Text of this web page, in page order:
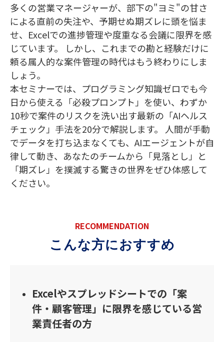
多くの営業マネージャーが、部下の"ヨミ"の甘さ
による直前の失注や、予期せぬ期ズレに頭を悩ま
せ、Excelでの進捗管理や度重なる会議に限界を感
じています。 しかし、これまでの勘と経験だけに
頼る属人的な案件管理の時代はもう終わりにしま
しょう。
本セミナーでは、プログラミング知識ゼロでも今
日から使える「必殺プロンプト」を使い、わずか
10秒で案件のリスクを洗い出す最新の「AIヘルス
チェック」手法を20分で解説します。 人間が手動
でデータを打ち込まなくても、AIエージェントが自
律して動き、あなたのチームから「見落とし」と
「期ズレ」を撲滅する驚きの世界をぜひ体感して
ください。
RECOMMENDATION
こんな方におすすめ
Excelやスプレッドシートでの「案
件・顧客管理」に限界を感じている営
業責任者の方